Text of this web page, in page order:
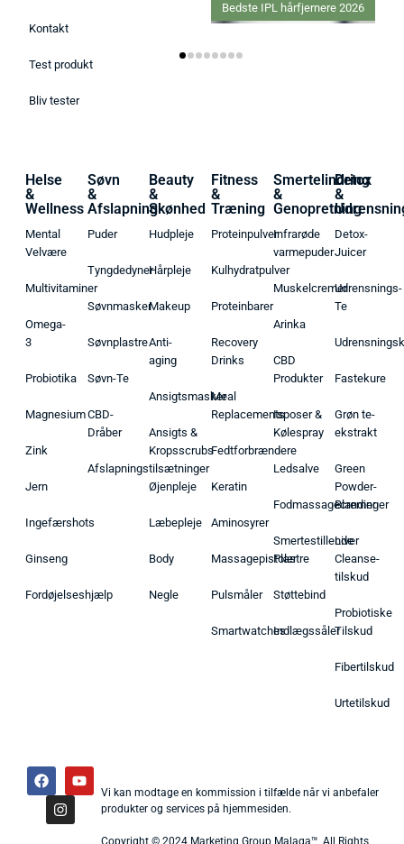
Kontakt
Test produkt
Bliv tester
Bedste IPL hårfjernere 2026
Helse
&
Wellness
Mental
Velvære
Multivitaminer
Omega-
3
Probiotika
Magnesium
Zink
Jern
Ingefærshots
Ginseng
Fordøjelseshjælp
Søvn
&
Afslapning
Puder
Tyngdedyner
Søvnmasker
Søvnplastre
Søvn-Te
CBD-
Dråber
Afslapningstilsætninger
Beauty
&
Skønhed
Hudpleje
Hårpleje
Makeup
Anti-
aging
Ansigtsmasker
Ansigts &
Kropsscrubs
Øjenpleje
Læbepleje
Body
Negle
Fitness
&
Træning
Proteinpulver
Kulhydratpulver
Proteinbarer
Recovery
Drinks
Meal
Replacements
Fedtforbrændere
Keratin
Aminosyrer
Massagepistoler
Pulsmåler
Smartwatches
Smertelindring
&
Genopretning
Infrarøde
varmepuder
Muskelcremer
Arinka
CBD
Produkter
Isposer &
Kølespray
Ledsalve
Fodmassagecremer
Smertestillende
Plastre
Støttebind
Indlægssåler
Detox
&
Detox-
Juicer
Udrensnings-
Te
Fastekure
Grøn te-
ekstrakt
Green
Powder-
Blandinger
Liver
Cleanse-
tilskud
Probiotiske
Tilskud
Fibertilskud
Urtetilskud
Vi kan modtage en kommission i tilfælde når vi anbefaler
produkter og services på hjemmesiden.